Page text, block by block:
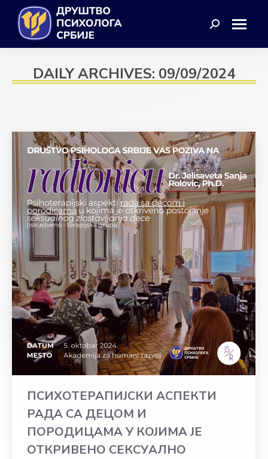
Search:
DAILY ARCHIVES: 09/09/2024
ПСИХОТЕРАПИЈСКИ АСПЕКТИ
РАДА СА ДЕЦОМ И
ПОРОДИЦАМА У КОЈИМА ЈЕ
ОТКРИВЕНО СЕКСУАЛНО